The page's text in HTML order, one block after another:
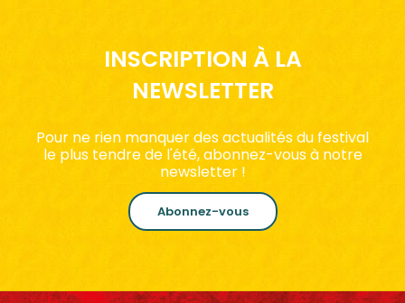
INSCRIPTION À LA
NEWSLETTER
Pour ne rien manquer des actualités du festival
le plus tendre de l'été, abonnez-vous à notre
newsletter !
Abonnez-vous